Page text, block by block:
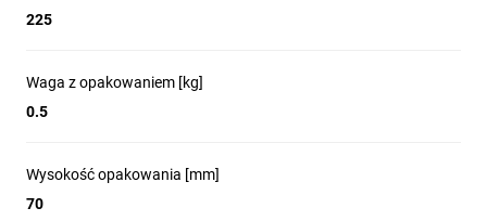
225
Waga z opakowaniem [kg]
0.5
Wysokość opakowania [mm]
70